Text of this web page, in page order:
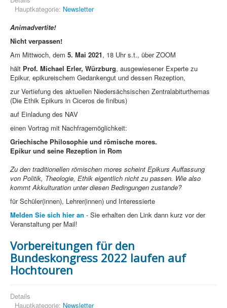
Hauptkategorie: Newsletter
Animadvertite!
Nicht verpassen!
Am Mittwoch, dem 5. Mai 2021, 18 Uhr s.t., über ZOOM
hält Prof. Michael Erler, Würzburg, ausgewiesener Experte zu
Epikur, epikureischem Gedankengut und dessen Rezeption,
zur Vertiefung des aktuellen Niedersächsischen Zentralabiturthemas
(Die Ethik Epikurs in Ciceros de finibus)
auf Einladung des NAV
einen Vortrag mit Nachfragemöglichkeit:
Griechische Philosophie und römische mores.
Epikur und seine Rezeption in Rom
Zu den traditionellen römischen mores scheint Epikurs Auffassung
von Politik, Theologie, Ethik eigentlich nicht zu passen. Wie also
kommt Akkulturation unter diesen Bedingungen zustande?
für Schüler(innen), Lehrer(innen) und Interessierte
Melden Sie sich hier an - Sie erhalten den Link dann kurz vor der
Veranstaltung per Mail!
Vorbereitungen für den
Bundeskongress 2022 laufen auf
Hochtouren
Details
Hauptkategorie: Newsletter